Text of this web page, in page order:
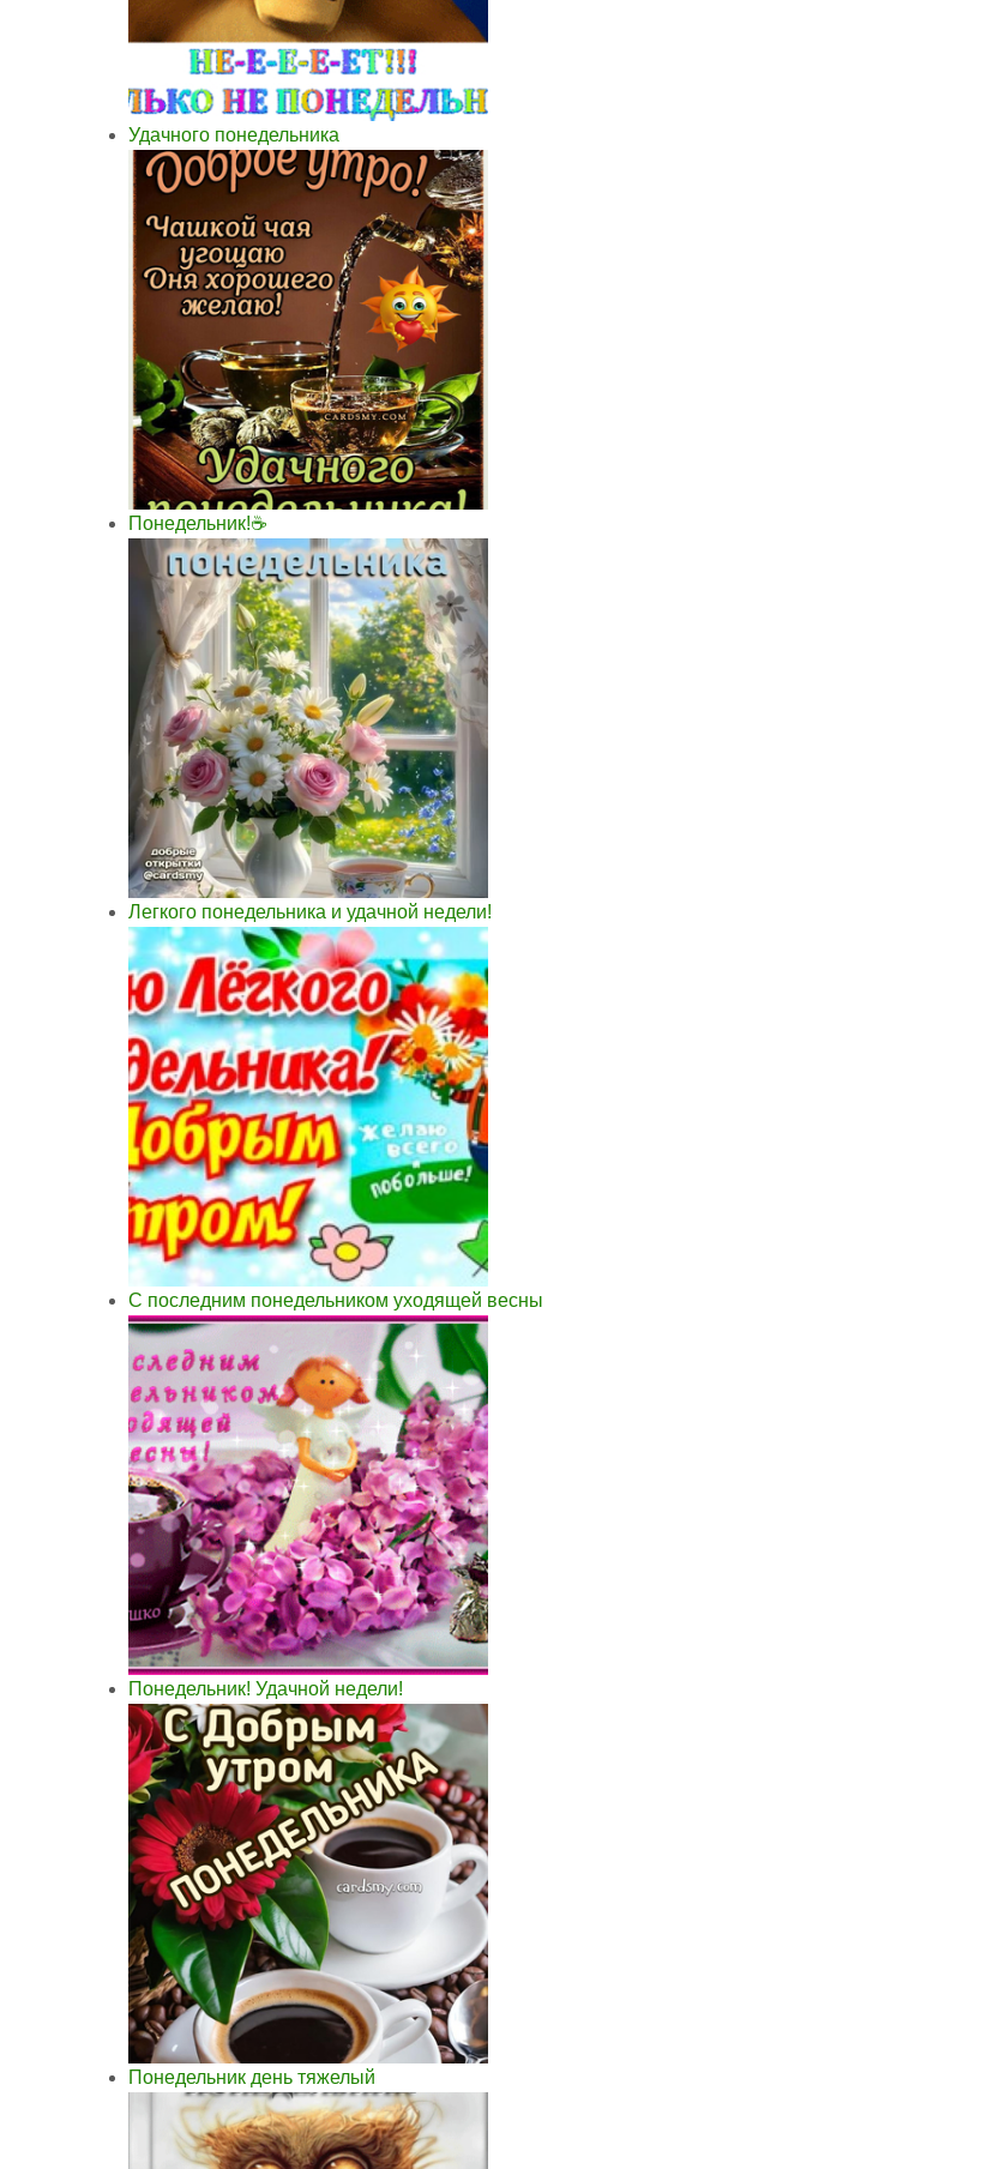
Удачного понедельника
Понедельник!☕
Легкого понедельника и удачной недели!
С последним понедельником уходящей весны
Понедельник! Удачной недели!
Понедельник день тяжелый